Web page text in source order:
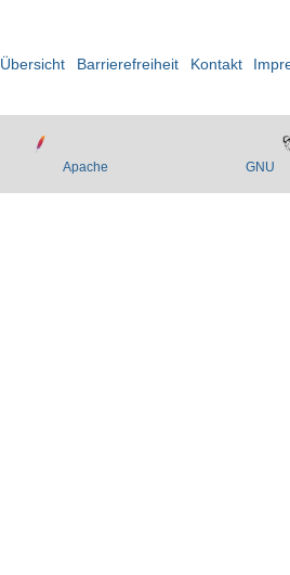
Übersicht Barrierefreiheit Kontakt
Apache GNU